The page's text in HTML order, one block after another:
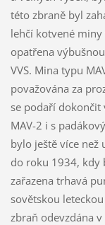
této zbraně byl
lehčí kotvené miny
opatřena
VVS. Mina typu
považována za
se podaří dokončit
MAV-2 i s
bylo ještě více než
do roku 1934, kdy
zařazena trhavá
sovětskou
zbraň odevzdána